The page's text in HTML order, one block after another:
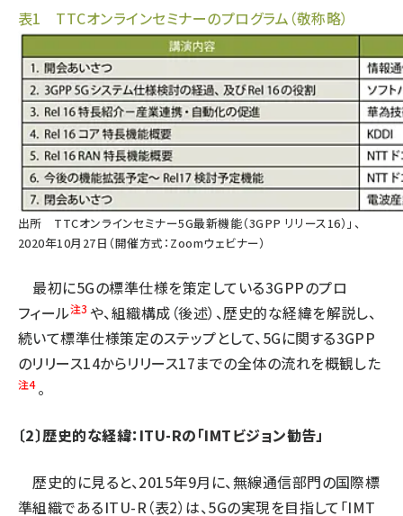
表1 TTCオンラインセミナーのプログラム（敬称略）
出所 TTCオンラインセミナー5G最新機能（3GPP リリース16）」、
2020年10月27日（開催方式：Zoomウェビナー）
最初に5Gの標準仕様を策定している3GPPのプロ
フィール注3 や、組織構成（後述）、歴史的な経緯を解説し、
続いて標準仕様策定のステップとして、5Gに関する3GPP
のリリース14からリリース17までの全体の流れを概観した
注4。
〔2〕歴史的な経緯：ITU-Rの「IMTビジョン勧告」
歴史的に見ると、2015年9月に、無線通信部門の国際標
準組織であるITU-R（表2）は、5Gの実現を目指して「IMT